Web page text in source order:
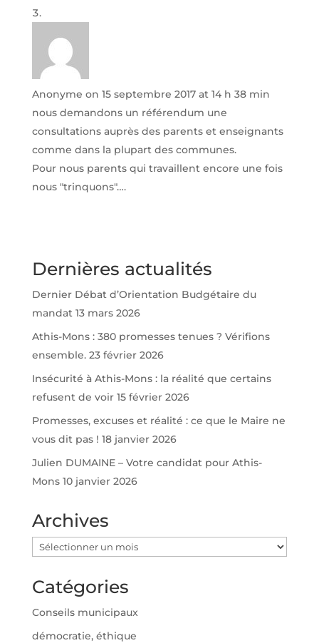
Anonyme on 15 septembre 2017 at 14 h 38 min
nous demandons un référendum une
consultations auprès des parents et enseignants
comme dans la plupart des communes.
Pour nous parents qui travaillent encore une fois
nous "trinquons"….
Dernières actualités
Dernier Débat d’Orientation Budgétaire du
mandat 13 mars 2026
Athis-Mons : 380 promesses tenues ? Vérifions
ensemble. 23 février 2026
Insécurité à Athis-Mons : la réalité que certains
refusent de voir 15 février 2026
Promesses, excuses et réalité : ce que le Maire ne
vous dit pas ! 18 janvier 2026
Julien DUMAINE – Votre candidat pour Athis-
Mons 10 janvier 2026
Archives
Archives
Catégories
Conseils municipaux
démocratie, éthique